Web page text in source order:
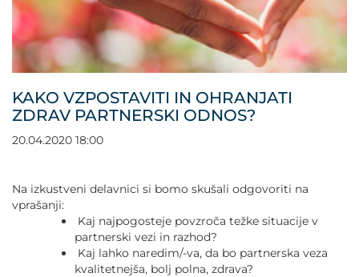
POVEČAJ PISAVO
POMANJŠAJ PISAVO
OZNAČI NASLOVE
PODČRTAJ POVEZAVE
ZEMLJEVID STRANI
KAKO VZPOSTAVITI IN OHRANJATI
ZDRAV PARTNERSKI ODNOS?
20.04.2020 18:00
Na izkustveni delavnici si bomo skušali odgovoriti na
vprašanji:
Kaj najpogosteje povzroča težke situacije v
partnerski vezi in razhod?
Kaj lahko naredim/-va, da bo partnerska veza
kvalitetnejša, bolj polna, zdrava?